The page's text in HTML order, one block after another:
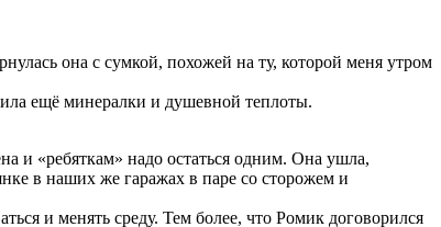
она с сумкой, похожей на ту, которой меня утром
ещё минералки и душевной теплоты.
и «ребяткам» надо остаться одним. Она ушла,
в наших же гаражах в паре со сторожем и
и менять среду. Тем более, что Ромик договорился